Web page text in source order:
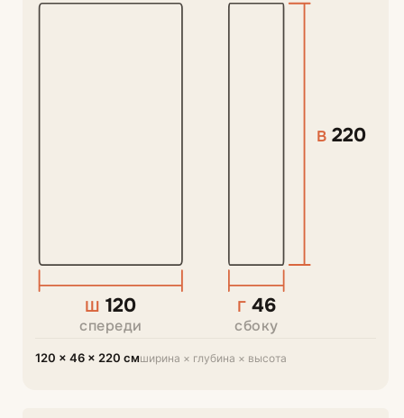
Ш 120 Г46
В 220
спереди сбоку
120 × 46 × 220 смширина × глубина × высота